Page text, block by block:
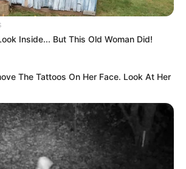
y a su vez, buscan conocer por qué le
a Serna Sánchez.
DE FONTIBÓN TRAGENDIA
Inside... But This Old Woman Did!
The Tattoos On Her Face. Look At Her